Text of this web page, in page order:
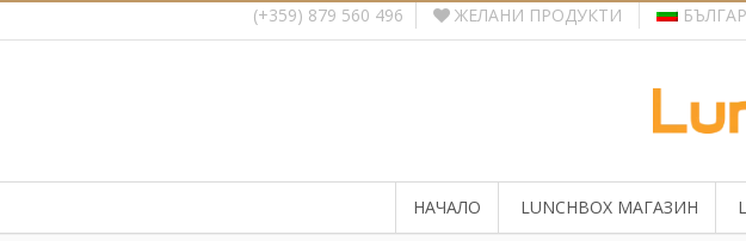
(+359) 879 560 496 ЖЕЛАНИ ПРОДУКТИ
НАЧАЛО LUNCHBOX МАГАЗИН